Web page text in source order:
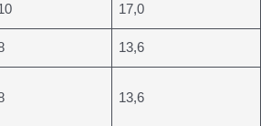
17,0
13,6
13,6